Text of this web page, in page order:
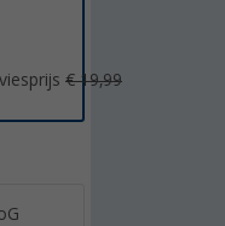
€ 19,99